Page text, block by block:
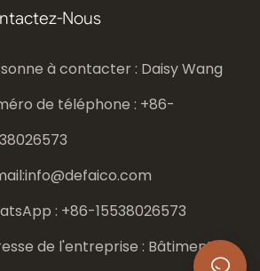
Nous
à contacter : Daisy Wang
de téléphone : +86-
info@defaico.com
: +86-15538026573
de l'entreprise : Bâtiment 8,